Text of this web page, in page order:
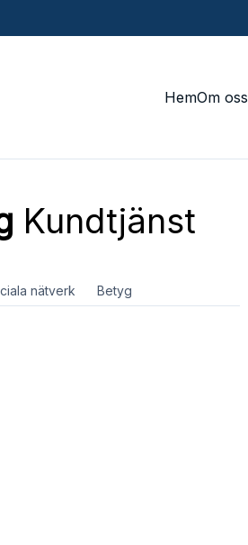
HemOm oss
Kundtjänst
nätverk Betyg